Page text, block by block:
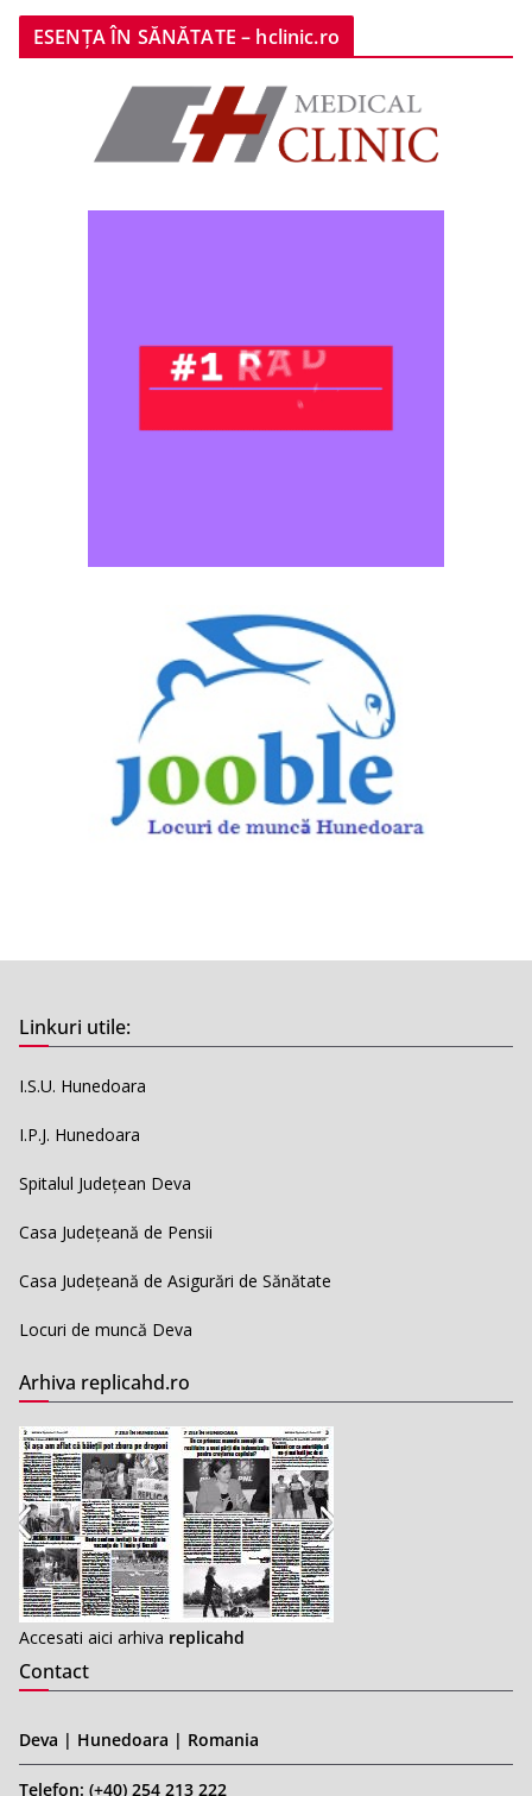
ESENȚA ÎN SĂNĂTATE – hclinic.ro
Linkuri utile:
I.S.U. Hunedoara
I.P.J. Hunedoara
Spitalul Județean Deva
Casa Județeană de Pensii
Casa Județeană de Asigurări de Sănătate
Locuri de muncă Deva
Arhiva replicahd.ro
Accesati aici arhiva replicahd
Contact
Deva | Hunedoara | Romania
Telefon: (+40) 254 213 222